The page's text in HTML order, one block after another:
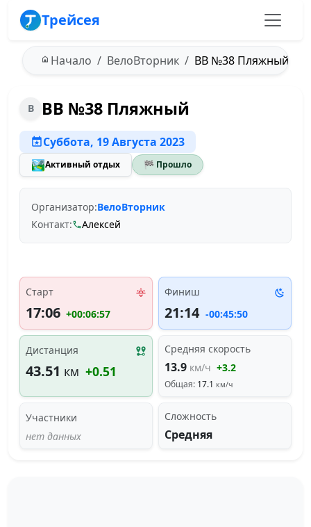
Трейсея
Начало ВелоВторник ВВ №38 Пляжный -
В ВВ №38 Пляжный
Суббота, 19 Августа 2023
🏞️Активный отдых 🏁 Прошло
Организатор:ВелоВторник
Контакт:
Алексей
Старт
17:06 +00:06:57
Финиш
21:14 -00:45:50
Дистанция
43.51 км +0.51
Средняя скорость
13.9 км/ч +3.2
Общая: 17.1 км/ч
Участники
нет данных
Сложность
Средняя